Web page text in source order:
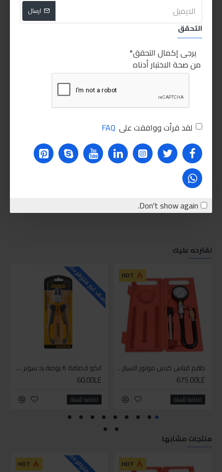
ارسال
التحقق
يرجى إكمال التحقق
من صحة الاختبار أدناه
لقد قرأت ووافقت على FAQ
Don't show again.
نقترحه عليك
HOT
طقم قياس كبس موتور السياره 3 ق
675.00LE
اضافة للسلة
للاسف غير متوفر حاليا
انكو قصافة 6 بوصة يد سوبر وان
60.00LE
اضافة للسلة
منتجات مشابها
HOT
HOT